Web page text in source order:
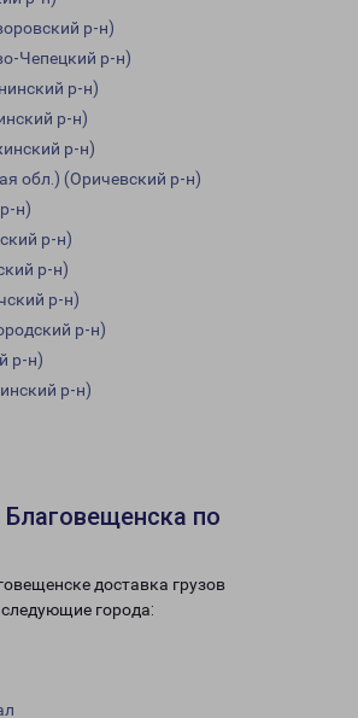
р-н)
Чепецкий р-н)
р-н)
р-н)
р-н)
обл.) (Оричевский р-н)
н)
р-н)
р-н)
р-н)
р-н)
р-н)
р-н)
по
доставка грузов
города: